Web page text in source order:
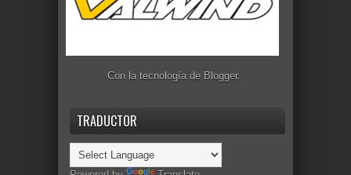
Con la tecnología de Blogger.
TRADUCTOR